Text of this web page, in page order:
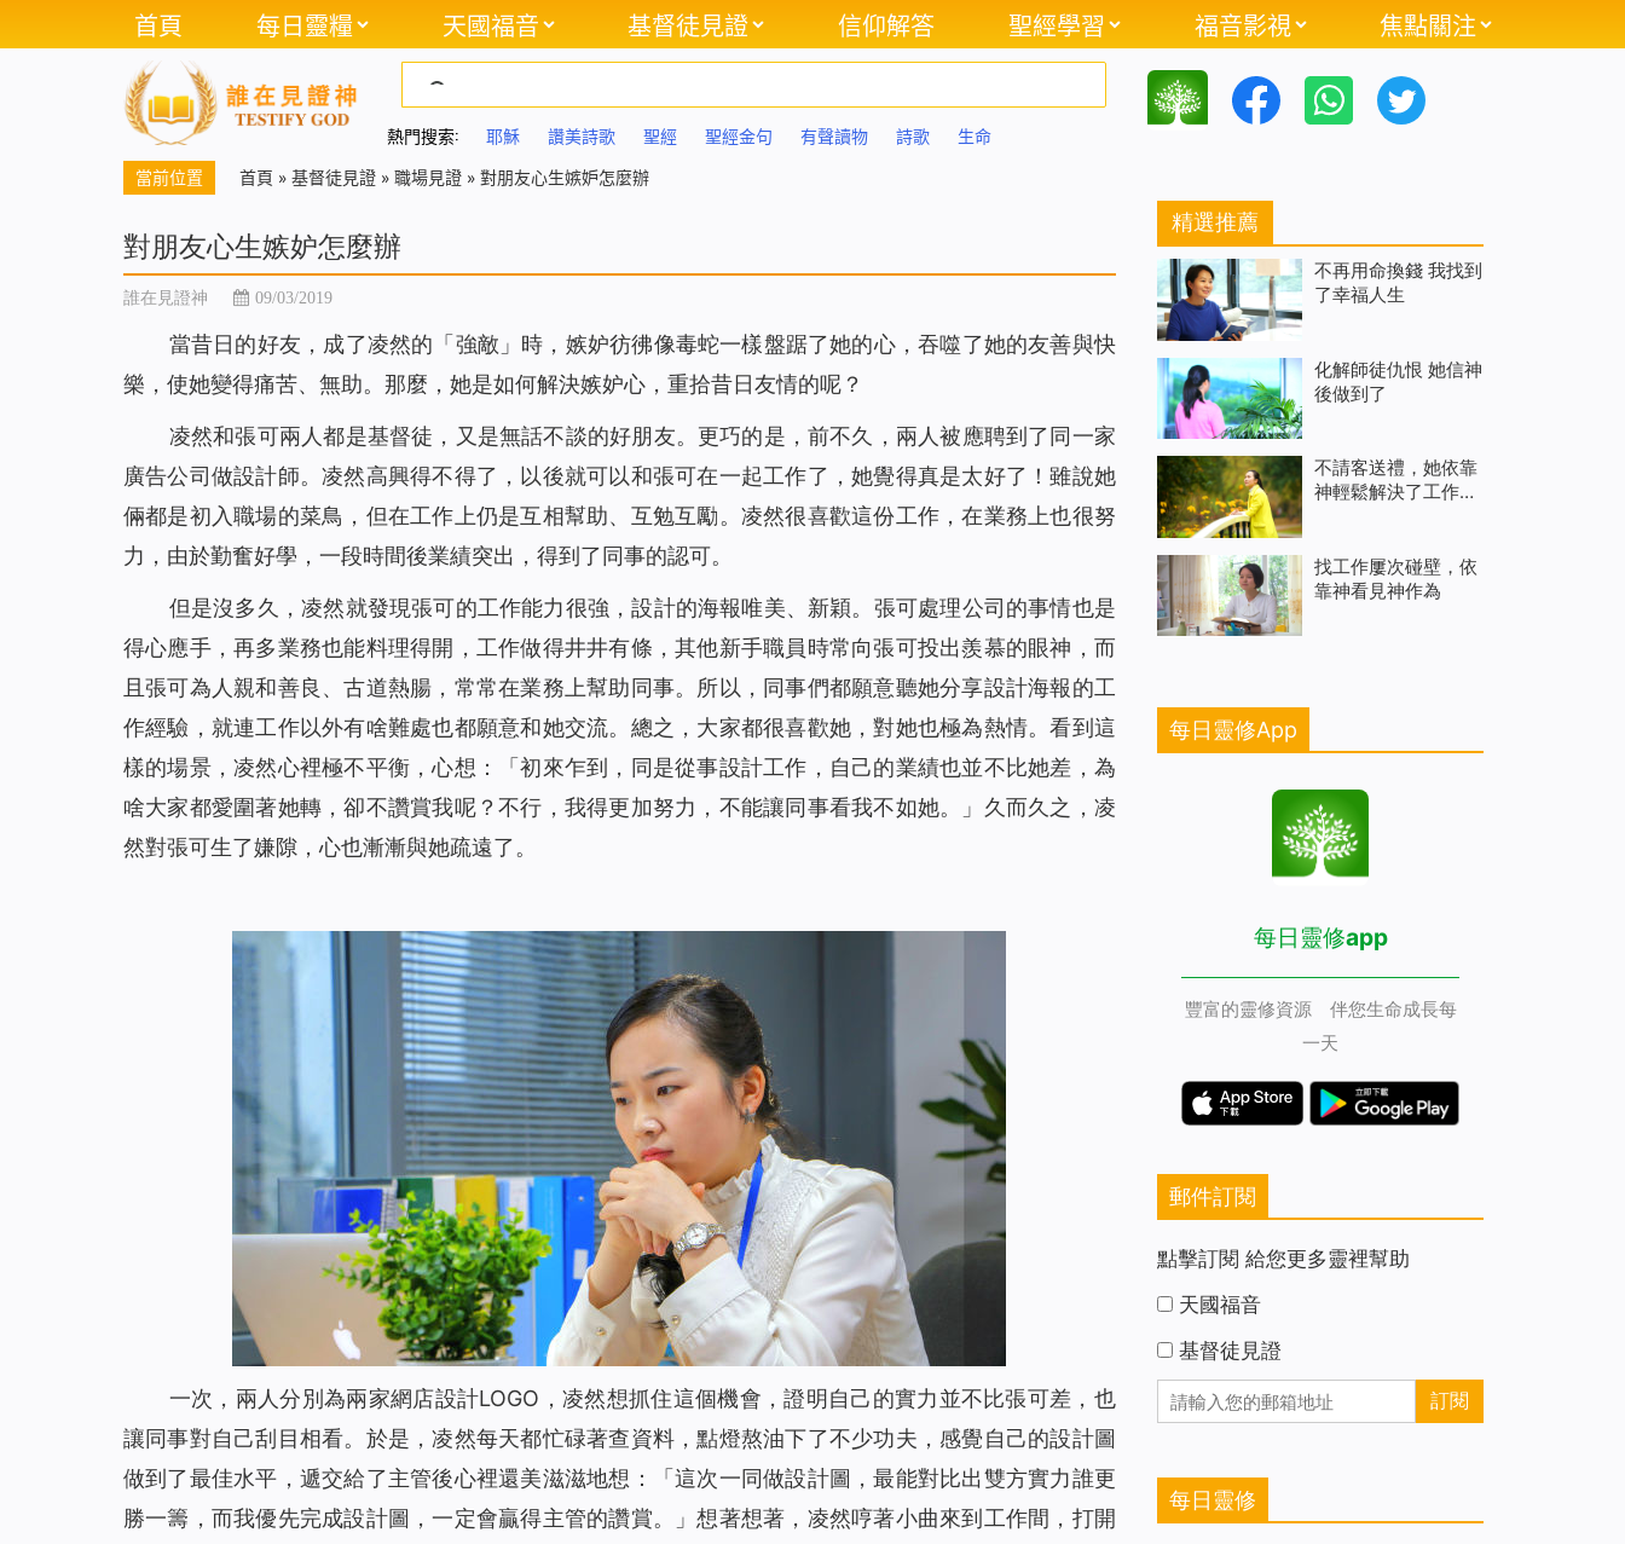
首頁 每日靈糧 天國福音 基督徒見證 信仰解答 聖經學習 福音影視 焦點關注
熱門搜索: 耶穌 讚美詩歌 聖經 聖經金句 有聲讀物 詩歌 生命
當前位置 首頁 » 基督徒見證 » 職場見證 » 對朋友心生嫉妒怎麼辦
對朋友心生嫉妒怎麼辦
誰在見證神 09/03/2019
當昔日的好友，成了凌然的「強敵」時，嫉妒彷彿像毒蛇一樣盤踞了她的心，吞噬了她的友善與快
樂，使她變得痛苦、無助。那麼，她是如何解決嫉妒心，重拾昔日友情的呢？
凌然和張可兩人都是基督徒，又是無話不談的好朋友。更巧的是，前不久，兩人被應聘到了同一家
廣告公司做設計師。凌然高興得不得了，以後就可以和張可在一起工作了，她覺得真是太好了！雖說她
倆都是初入職場的菜鳥，但在工作上仍是互相幫助、互勉互勵。凌然很喜歡這份工作，在業務上也很努
力，由於勤奮好學，一段時間後業績突出，得到了同事的認可。
但是沒多久，凌然就發現張可的工作能力很強，設計的海報唯美、新穎。張可處理公司的事情也是
得心應手，再多業務也能料理得開，工作做得井井有條，其他新手職員時常向張可投出羨慕的眼神，而
且張可為人親和善良、古道熱腸，常常在業務上幫助同事。所以，同事們都願意聽她分享設計海報的工
作經驗，就連工作以外有啥難處也都願意和她交流。總之，大家都很喜歡她，對她也極為熱情。看到這
樣的場景，凌然心裡極不平衡，心想：「初來乍到，同是從事設計工作，自己的業績也並不比她差，為
啥大家都愛圍著她轉，卻不讚賞我呢？不行，我得更加努力，不能讓同事看我不如她。」久而久之，凌
然對張可生了嫌隙，心也漸漸與她疏遠了。
一次，兩人分別為兩家網店設計LOGO，凌然想抓住這個機會，證明自己的實力並不比張可差，也
讓同事對自己刮目相看。於是，凌然每天都忙碌著查資料，點燈熬油下了不少功夫，感覺自己的設計圖
做到了最佳水平，遞交給了主管後心裡還美滋滋地想：「這次一同做設計圖，最能對比出雙方實力誰更
勝一籌，而我優先完成設計圖，一定會贏得主管的讚賞。」想著想著，凌然哼著小曲來到工作間，打開
精選推薦
不再用命換錢 我找到
了幸福人生
化解師徒仇恨 她信神
後做到了
不請客送禮，她依靠
神輕鬆解決了工作難
找工作屢次碰壁，依
靠神看見神作為
每日靈修App
每日靈修app
豐富的靈修資源 伴您生命成長每
一天
郵件訂閱
點擊訂閱 給您更多靈裡幫助
天國福音
基督徒見證
每日靈修